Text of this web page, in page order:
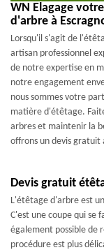
WN Elagage
d'arbre à
Lorsqu'il s'agit de
artisan professionnel
de notre expertise en
notre engagement
nous sommes votre
matière d'étêtage.
arbres et maintenir la
offrons un devis gratuit
Devis gratuit
L'étêtage d'arbre est
C'est une coupe qui se
également possible de
procédure est plus